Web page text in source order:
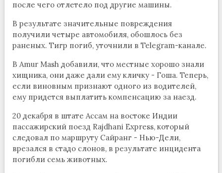
после чего отлетело под другие машины.
В результате значительные повреждения
получили четыре автомобиля, обошлось без
раненых. Тигр погиб, уточнили в Telegram-канале.
В Amur Mash добавили, что местные хорошо знали
хищника, они даже дали ему кличку - Гоша. Теперь,
если виновным признают одного из водителей,
ему придется выплатить компенсацию за наезд.
20 декабря в штате Ассам на востоке Индии
пассажирский поезд Rajdhani Express, который
следовал по маршруту Сайранг - Нью-Дели,
врезался в стадо слонов, в результате инцидента
погибли семь животных.